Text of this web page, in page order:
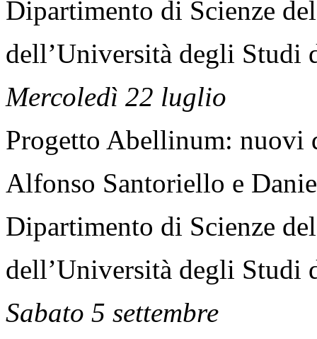
Dipartimento di Scienze
dell’Università degli Studi
Mercoledì 22 luglio
Progetto Abellinum: nuovi
Alfonso Santoriello e
Dipartimento di Scienze
dell’Università degli Studi
Sabato 5 settembre